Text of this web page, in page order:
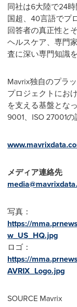
同社は6大陸で24
国超、40言語でプ
回答者の真正性と
ヘルスケア、専門
査に深い専門知識
Mavrix独自のプラ
プロジェクトにお
を支える基盤とな
9001、ISO 27001
メディア連絡先
写真：
https://
w_US_HQ.jpg
ロゴ：
https://
AVRIX_Logo.jpg
SOURCE Mavrix